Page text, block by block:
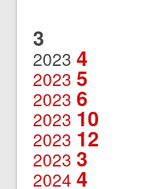
3
2023 4
2023 5
2023 6
2023 10
2023 12
2023 3
2024 4